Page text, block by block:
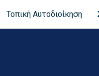
Τοπική Αυτοδιοίκηση